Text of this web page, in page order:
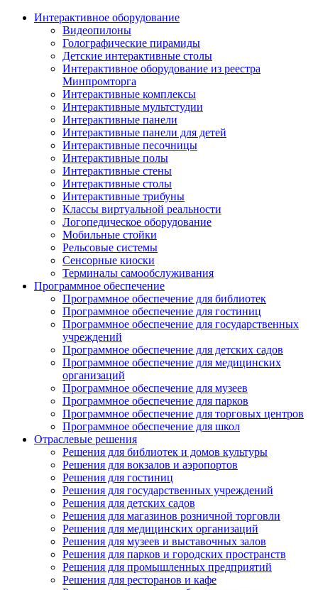
Интерактивное оборудование
Видеопилоны
Голографические пирамиды
Детские интерактивные столы
Интерактивное оборудование из реестра
Минпромторга
Интерактивные комплексы
Интерактивные мультстудии
Интерактивные панели
Интерактивные панели для детей
Интерактивные песочницы
Интерактивные полы
Интерактивные стены
Интерактивные столы
Интерактивные трибуны
Классы виртуальной реальности
Логопедическое оборудование
Мобильные стойки
Рельсовые системы
Сенсорные киоски
Терминалы самообслуживания
Программное обеспечение
Программное обеспечение для библиотек
Программное обеспечение для гостиниц
Программное обеспечение для государственных
учреждений
Программное обеспечение для детских садов
Программное обеспечение для медицинских
организаций
Программное обеспечение для музеев
Программное обеспечение для парков
Программное обеспечение для торговых центров
Программное обеспечение для школ
Отраслевые решения
Решения для библиотек и домов культуры
Решения для вокзалов и аэропортов
Решения для гостиниц
Решения для государственных учреждений
Решения для детских садов
Решения для магазинов розничной торговли
Решения для медицинских организаций
Решения для музеев и выставочных залов
Решения для парков и городских пространств
Решения для промышленных предприятий
Решения для ресторанов и кафе